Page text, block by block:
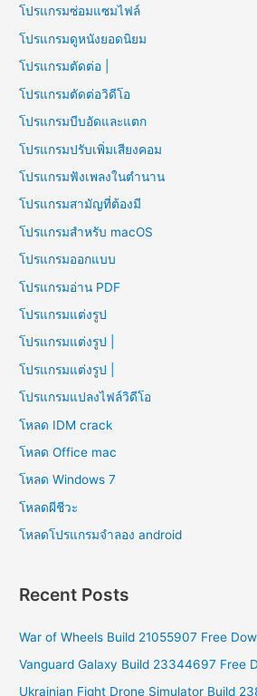
โปรแกรมซ่อมแซมไฟล์
โปรแกรมดูหนังยอดนิยม
โปรแกรมตัดต่อ |
โปรแกรมตัดต่อวิดีโอ
โปรแกรมบีบอัดและแตก
โปรแกรมปรับเพิ่มเสียงคอม
โปรแกรมฟังเพลงในตำนาน
โปรแกรมสามัญที่ต้องมี
โปรแกรมสำหรับ macOS
โปรแกรมออกแบบ
โปรแกรมอ่าน PDF
โปรแกรมแต่งรูป
โปรแกรมแต่งรูป |
โปรแกรมแต่งรูป |
โปรแกรมแปลงไฟล์วิดีโอ
โหลด IDM crack
โหลด Office mac
โหลด Windows 7
โหลดผีชีวะ
โหลดโปรแกรมจําลอง android
Recent Posts
War of Wheels Build 21055907 Free
Vanguard Galaxy Build 23344697 Free
Ukrainian Fight Drone Simulator Build